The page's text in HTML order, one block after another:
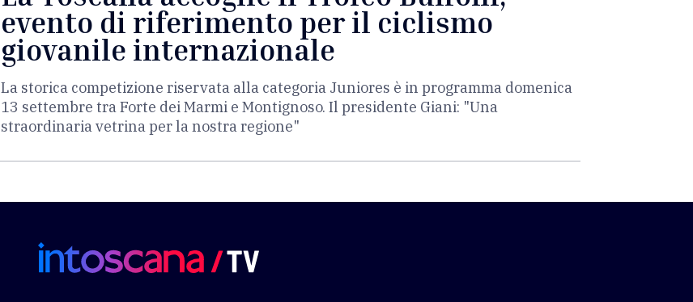
evento di riferimento per il ciclismo
giovanile internazionale
La storica competizione riservata alla categoria Juniores è in programma domenica
13 settembre tra Forte dei Marmi e Montignoso. Il presidente Giani: "Una
straordinaria vetrina per la nostra regione"